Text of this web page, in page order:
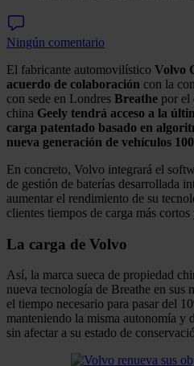
Ningún comentario
El fabricante automovilístico Volvo
acuerdo de colaboración con la
con sede en Londres Breathe por el
china Geely tendrá acceso a la
carga patentado basado en
nueva generación de vehículos
En concreto, Volvo integrará el
de gestión de baterías desarrollada
aumentar el rendimiento de su
clientes tiempos de carga más
La carga de Volvo
Así, la marca sueca de propiedad
nueva tecnología de Breathe en sus
el tiempo necesario para pasar del
manteniendo la misma autonomía y
sin afectar a su estado de